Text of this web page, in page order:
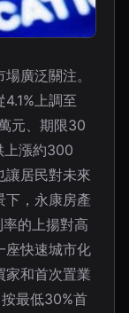
廣泛關注。
上調至
元、期限30
上漲約300
讓居民對未來
下，永康房產
的上揚對高
座快速城市化
家和首次置業
最低30%首